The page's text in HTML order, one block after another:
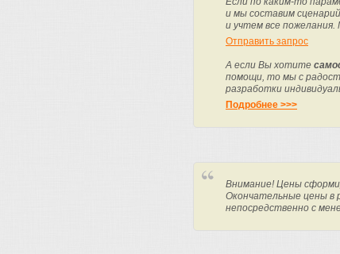
и мы составим
и учтем все
Отправить запрос
А если Вы хотите
помощи, то мы с
разработки
Подробнее >>>
Внимание! Цены
Окончательные цены в
непосредственно с